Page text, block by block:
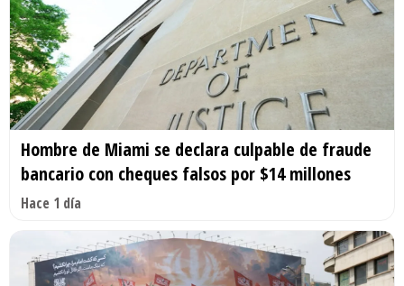
Hombre de Miami se declara culpable de fraude
bancario con cheques falsos por $14 millones
Hace 1 día